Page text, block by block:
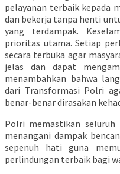
pelayanan terbaik kepada
dan bekerja tanpa henti
yang terdampak.
prioritas utama. Setiap
secara terbuka agar
jelas dan dapat
menambahkan bahwa
dari Transformasi Polri
benar-benar dirasakan
Polri memastikan
menangani dampak
sepenuh hati guna
perlindungan terbaik bagi